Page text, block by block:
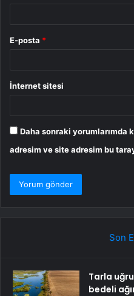
E-posta *
İnternet sitesi
Daha sonraki yorumlarımda
adresim ve site adresim bu
Son
Tarla
bedeli